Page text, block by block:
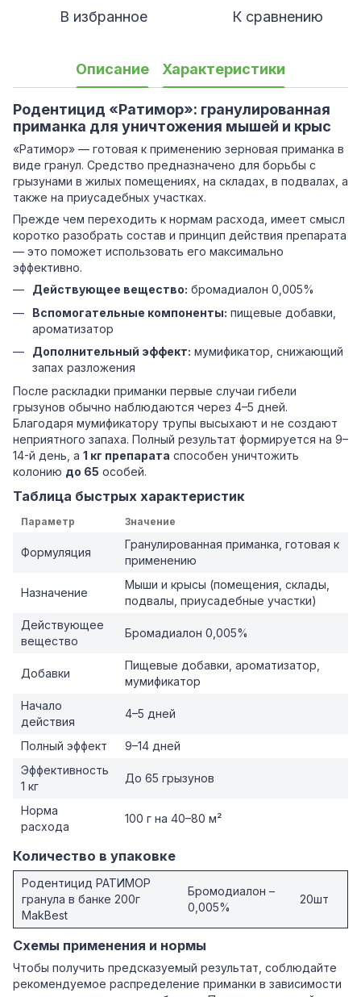
В избранное К сравнению
Описание Характеристики
Родентицид «Ратимор»: гранулированная
приманка для уничтожения мышей и крыс
«Ратимор» — готовая к применению зерновая приманка в
виде гранул. Средство предназначено для борьбы с
грызунами в жилых помещениях, на складах, в подвалах, а
также на приусадебных участках.
Прежде чем переходить к нормам расхода, имеет смысл
коротко разобрать состав и принцип действия препарата
— это поможет использовать его максимально
эффективно.
Действующее вещество: бромадиалон 0,005%
Вспомогательные компоненты: пищевые добавки,
ароматизатор
Дополнительный эффект: мумификатор, снижающий
запах разложения
После раскладки приманки первые случаи гибели
грызунов обычно наблюдаются через 4–5 дней.
Благодаря мумификатору трупы высыхают и не создают
неприятного запаха. Полный результат формируется на 9–
14-й день, а 1 кг препарата способен уничтожить
колонию до 65 особей.
Таблица быстрых характеристик
Параметр Значение
Формуляция
Гранулированная приманка, готовая к
применению
Назначение
Мыши и крысы (помещения, склады,
подвалы, приусадебные участки)
Действующее
вещество
Бромадиалон 0,005%
Добавки
Пищевые добавки, ароматизатор,
мумификатор
Начало
действия
4–5 дней
Полный эффект
9–14 дней
Эффективность
1 кг
До 65 грызунов
Норма
расхода
100 г на 40–80 м²
Количество в упаковке
Родентицид РАТИМОР
гранула в банке 200г
MakBest
Бромодиалон –
0,005%
20шт
Схемы применения и нормы
Чтобы получить предсказуемый результат, соблюдайте
рекомендуемое распределение приманки в зависимости